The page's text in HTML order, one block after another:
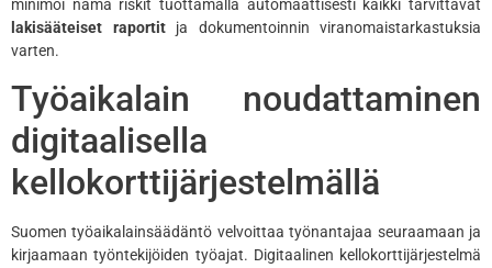
minimoi nämä riskit tuottamalla automaattisesti kaikki tarvittavat
lakisääteiset raportitja dokumentoinnin viranomaistarkastuksia
varten.
Työaikalain noudattaminen
digitaalisella
kellokorttijärjestelmällä
Suomen työaikalainsäädäntö velvoittaa työnantajaa seuraamaan ja
kirjaamaan työntekijöiden työajat. Digitaalinen kellokorttijärjestelmä